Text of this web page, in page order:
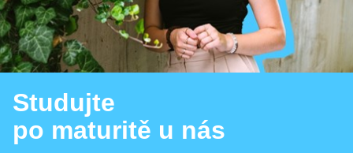
Studujte
po maturitě u nás